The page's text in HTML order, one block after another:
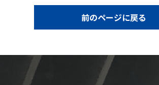
前のページに戻る